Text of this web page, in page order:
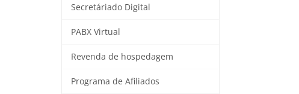
Secretáriado Digital
PABX Virtual
Revenda de hospedagem
Programa de Afiliados